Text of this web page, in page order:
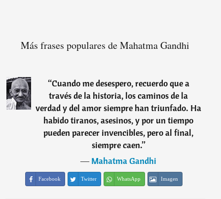
Más frases populares de Mahatma Gandhi
“Cuando me desespero, recuerdo que a
través de la historia, los caminos de la
verdad y del amor siempre han triunfado. Ha
habido tiranos, asesinos, y por un tiempo
pueden parecer invencibles, pero al final,
siempre caen.”
―Mahatma Gandhi
Facebook Twitter WhatsApp Imagen